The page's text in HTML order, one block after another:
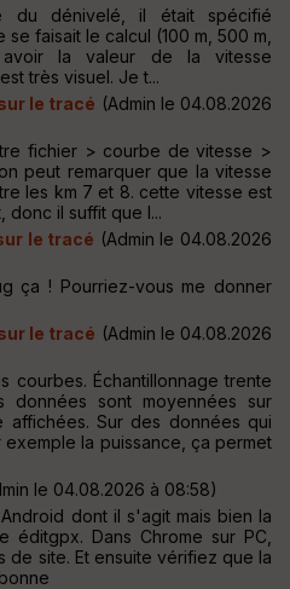
du dénivelé, il était spécifié
faisait le calcul (100 m, 500 m,
la valeur de la vitesse
très visuel. Je t...
le tracé (Admin le 04.08.2026
fichier > courbe de vitesse >
peut remarquer que la vitesse
les km 7 et 8. cette vitesse est
donc il suffit que l...
le tracé (Admin le 04.08.2026
ça ! Pourriez-vous me donner
le tracé (Admin le 04.08.2026
courbes. Échantillonnage trente
sont moyennées sur
Sur des données qui
la puissance, ça permet
le 04.08.2026 à 08:58)
dont il s'agit mais bien la
Dans Chrome sur PC,
site. Et ensuite vérifiez que la